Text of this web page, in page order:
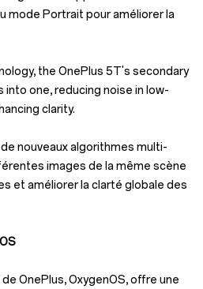
mode Portrait pour améliorer la
the OnePlus 5T's secondary
one, reducing noise in low-
clarity.
nouveaux algorithmes multi-
images de la même scène
et améliorer la clarté globale des
OnePlus, OxygenOS, offre une